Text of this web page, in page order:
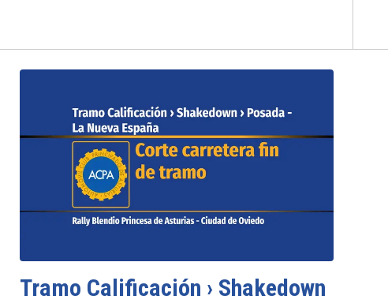
Tramo Calificación › Shakedown